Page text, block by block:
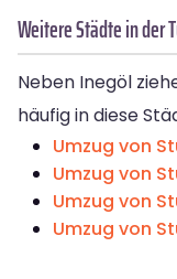
Weitere Städte in der
Neben Inegöl
häufig in diese
Umzug von
Umzug von
Umzug von
Umzug von